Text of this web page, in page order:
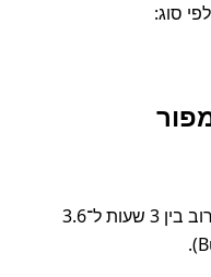
סוג:
משך הנסיעה באוטובוס נמשך לרוב בין 3 שעות ל־3.6